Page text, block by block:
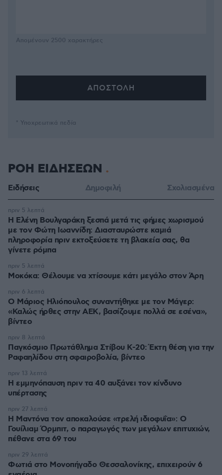
Απομένουν 2500 χαρακτήρες
* Υποχρεωτικά πεδία
ΡΟΗ ΕΙΔΗΣΕΩΝ
Ειδήσεις Δημοφιλή Σχολιασμένα
Η Ελένη Βουλγαράκη ξεσπά μετά τις φήμες χωρισμού
με τον Φώτη Ιωαννίδη: Διασταυρώστε καμιά
πληροφορία πριν εκτοξεύσετε τη βλακεία σας, θα
γίνετε ρόμπα
πριν 5 λεπτά
Μοκόκα: Θέλουμε να χτίσουμε κάτι μεγάλο στον Άρη
πριν 5 λεπτά
Ο Μάριος Ηλιόπουλος συναντήθηκε με τον Μάγερ:
«Καλώς ήρθες στην ΑΕΚ, βασίζουμε πολλά σε εσένα»,
βίντεο
πριν 6 λεπτά
Παγκόσμιο Πρωτάθλημα Στίβου Κ-20: Έκτη θέση για την
Ραφαηλίδου στη σφαιροβολία, βίντεο
πριν 8 λεπτά
Η εμμηνόπαυση πριν τα 40 αυξάνει τον κίνδυνο
υπέρτασης
πριν 13 λεπτά
Η Μαντόνα τον αποκαλούσε «τρελή ιδιοφυΐα»: Ο
Γουίλιαμ Όρμπιτ, ο παραγωγός των μεγάλων επιτυχιών,
πέθανε στα 69 του
πριν 27 λεπτά
Φωτιά στο Μονοπήγαδο Θεσσαλονίκης, επιχειρούν 6
πριν 29 λεπτά